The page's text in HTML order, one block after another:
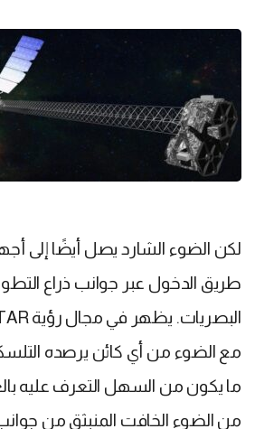
لكن الضوء الشارد يصل أيضًا إلى
طريق الدخول عبر جوانب ذراع
مع الضوء من أي كائن يرصده
ما يكون من السهل التعرف عليه
من الضوء الخافت المنبثق من